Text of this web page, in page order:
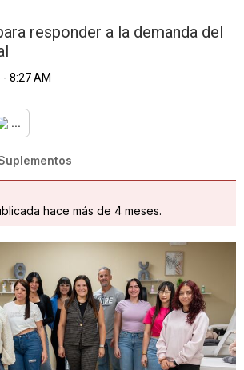
responder a la demanda del
8:27 AM
...
hace más de 4 meses.